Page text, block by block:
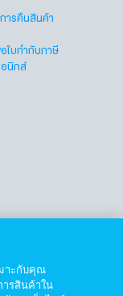
ารคืนสินค้า
ใบกำกับภาษี
นิกส์
มาะกับคุณ
ารสินค้าใน